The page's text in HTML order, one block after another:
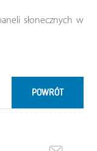
słonecznych w
POWRÓT